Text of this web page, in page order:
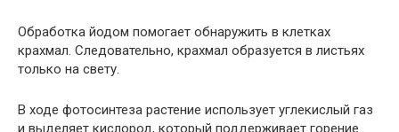
Обработка йодом помогает обнаружить в клетках
крахмал. Следовательно, крахмал образуется в листьях
только на свету.
В ходе фотосинтеза растение использует углекислый газ
и выделяет кислород, который поддерживает горение.